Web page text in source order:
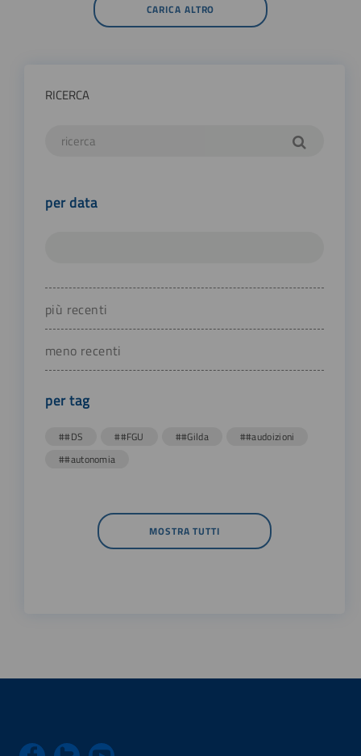
CARICA ALTRO
RICERCA
per data
più recenti
meno recenti
per tag
##DS ##FGU ##Gilda
##audoizioni
##autonomia
MOSTRA TUTTI